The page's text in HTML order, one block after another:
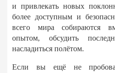
и привлекать новых
более доступным и
всего мира собираются
опытом, обсудить
насладиться полётом.
Если вы ещё не